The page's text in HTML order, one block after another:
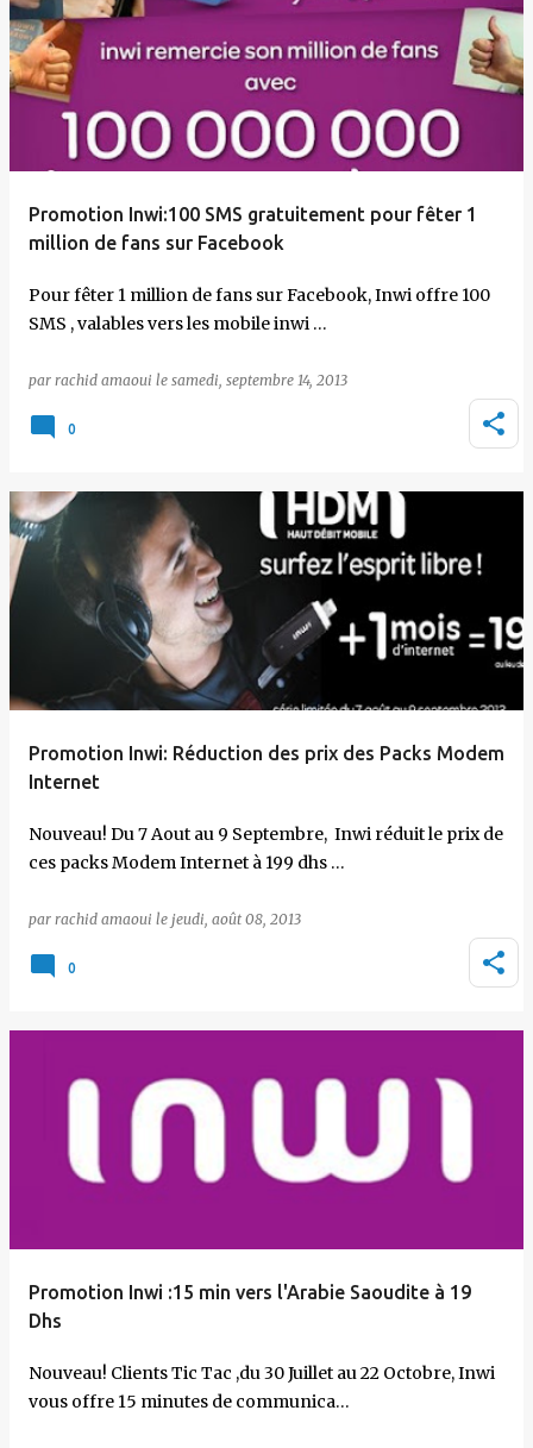
Promotion Inwi:100 SMS gratuitement pour fêter 1
million de fans sur Facebook
Pour fêter 1 million de fans sur Facebook, Inwi offre 100
SMS , valables vers les mobile inwi …
par rachid amaoui le samedi, septembre 14, 2013
0
Promotion Inwi: Réduction des prix des Packs Modem
Internet
Nouveau! Du 7 Aout au 9 Septembre, Inwi réduit le prix de
ces packs Modem Internet à 199 dhs …
par rachid amaoui le jeudi, août 08, 2013
0
Promotion Inwi :15 min vers l'Arabie Saoudite à 19
Dhs
Nouveau! Clients Tic Tac ,du 30 Juillet au 22 Octobre, Inwi
vous offre 15 minutes de communica…